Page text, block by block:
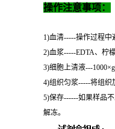
操作注意事项：
1)血清-----操作过程中
2)血浆-----EDTA、柠
3)细胞上清液---
4)组织匀浆-----将组织
5)保存------如果样品
解冻。